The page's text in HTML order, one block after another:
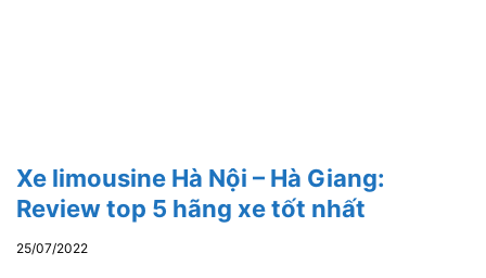
Xe limousine Hà Nội – Hà Giang:
Review top 5 hãng xe tốt nhất
25/07/2022